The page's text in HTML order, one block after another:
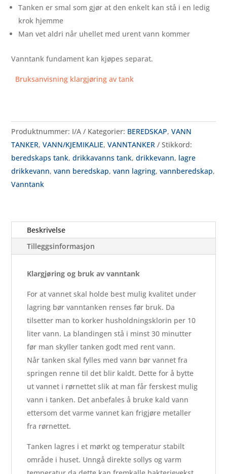
Tanken er smal som gjør at den enkelt kan stå i en ledig
krok hjemme
Man vet aldri når uhellet med urent vann kommer
Vanntank fundament kan kjøpes separat.
Bruksanvisning klargjøring av tank
Produktnummer: I/A Kategorier: BEREDSKAP,VANN
TANKER,VANN/KJEMIKALIE,VANNTANKER
Stikkord:
beredskaps tank,drikkavanns tank,drikkevann, lagre
drikkevann,vann beredskap,vann lagring,vannberedskap,
Vanntank
Beskrivelse
Tilleggsinformasjon
Klargjøring og bruk av vanntank
For at vannet skal holde best mulig kvalitet under
lagring bør vanntanken renses før bruk. Da
tilsetter man to korker husholdningsklorin per 10
liter vann. La blandingen stå i minst 30 minutter
før man skyller tanken godt med rent vann.
Når tanken skal fylles med vann bør vannet fra
springen renne til det blir kaldt. Dette for å bytte
ut vannet i rørnettet slik at man får ferskest mulig
vann i tanken. Det anbefales å bruke kald vann
ettersom det varme vannet kan frigjøre metaller
fra rørnettet.
Tanken lagres i et mørkt og temperatur stabilt
område i huset. Unngå direkte sollys og varm